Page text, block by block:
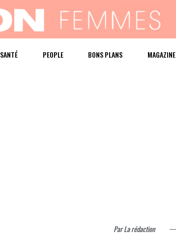
SANTÉ PEOPLE BONS PLANS MAGAZINE
ParLa rédaction